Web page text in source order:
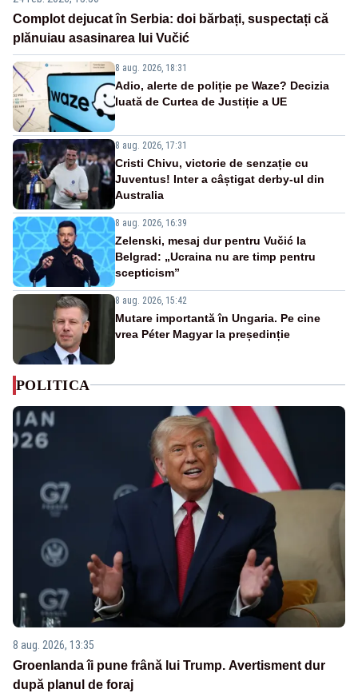
Complot dejucat în Serbia: doi bărbați, suspectați că
plănuiau asasinarea lui Vučić
8 aug. 2026, 18:31
Adio, alerte de poliție pe Waze? Decizia
luată de Curtea de Justiție a UE
8 aug. 2026, 17:31
Cristi Chivu, victorie de senzație cu
Juventus! Inter a câștigat derby-ul din
Australia
8 aug. 2026, 16:39
Zelenski, mesaj dur pentru Vučić la
Belgrad: „Ucraina nu are timp pentru
scepticism”
8 aug. 2026, 15:42
Mutare importantă în Ungaria. Pe cine
vrea Péter Magyar la președinție
POLITICA
8 aug. 2026, 13:35
Groenlanda îi pune frână lui Trump. Avertisment dur
după planul de foraj